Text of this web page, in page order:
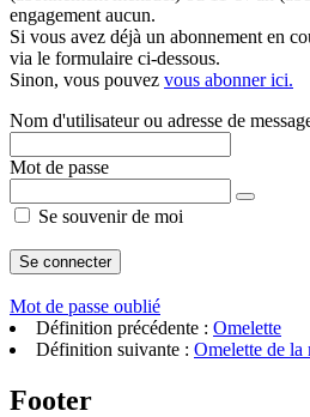
engagement aucun.
Si vous avez déjà un abonnement en
via le formulaire ci-dessous.
Sinon, vous pouvez vous abonner ici.
Nom d'utilisateur ou adresse de
Mot de passe
Se souvenir de moi
Mot de passe oublié
Définition précédente : Omelette
Définition suivante : Omelette de la
Footer